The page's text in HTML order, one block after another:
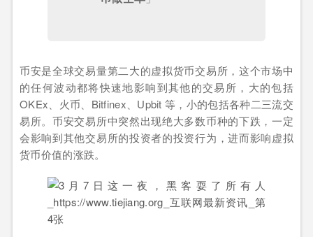
币安是全球交易量第二大的虚拟货币交易所，这个市场中
的任何波动都将快速地影响到其他的交易所，大的包括
OKEx、火币、Bitfinex、Upbit 等，小的包括各种二三流交
易所。币安交易所中突然出现绝大多数币种的下跌，一定
会影响到其他交易所的投资者的投资行为，进而影响虚拟
货币价值的涨跌。